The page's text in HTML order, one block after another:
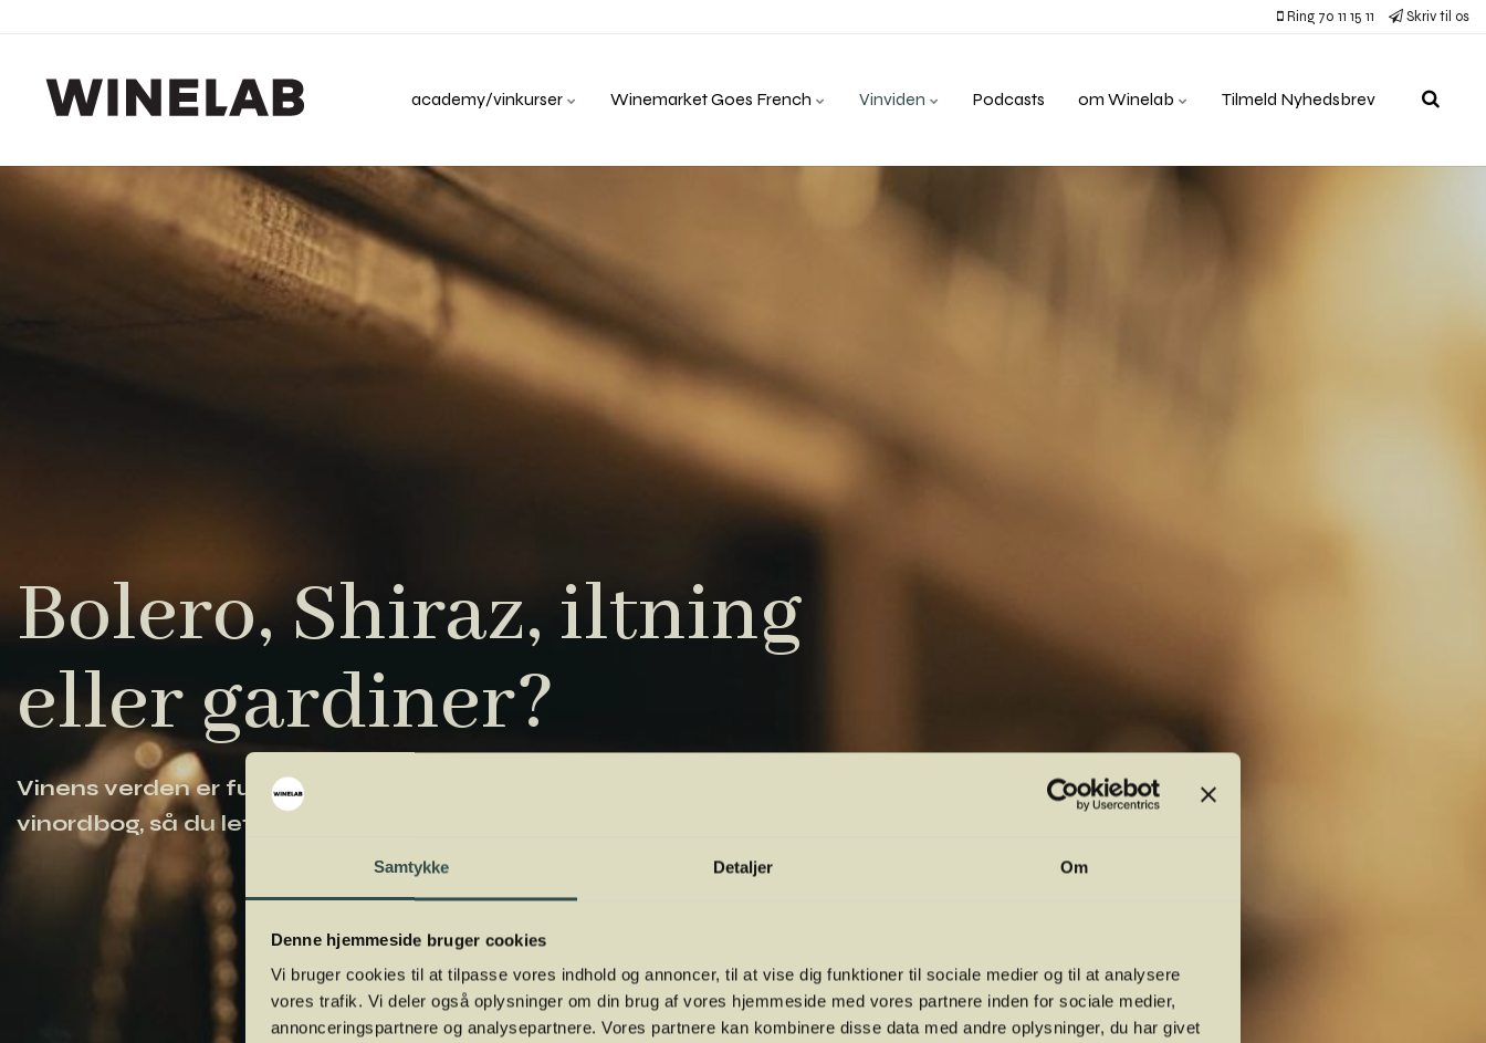
Samtykke Detaljer Om
Denne hjemmeside bruger cookies
Vi bruger cookies til at tilpasse vores indhold og annoncer, til at vise dig funktioner til sociale medier og til at analysere
vores trafik. Vi deler også oplysninger om din brug af vores hjemmeside med vores partnere inden for sociale medier,
annonceringspartnere og analysepartnere. Vores partnere kan kombinere disse data med andre oplysninger, du har givet
Ring 70 11 15 11 Skriv til os
academy/vinkurser Winemarket Goes French Vinviden Podcasts om Winelab Tilmeld Nyhedsbrev
Bolero, Shiraz, iltning
eller gardiner?
Vinens verden er fuld af komplicerede udtryk. Vi har samlet de vigtigste i vores
vinordbog, så du lettere kan navigere og orientere dig.